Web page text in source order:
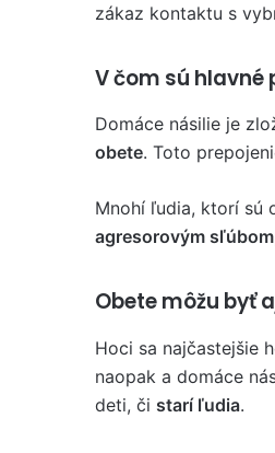
zákaz kontaktu s
V čom sú
Domáce násilie je
obete. Toto
Mnohí ľudia, ktorí sú
agresorovým sľúbom
Obete môžu byť
Hoci sa najčastejšie
naopak a domáce
deti, či starí ľudia.